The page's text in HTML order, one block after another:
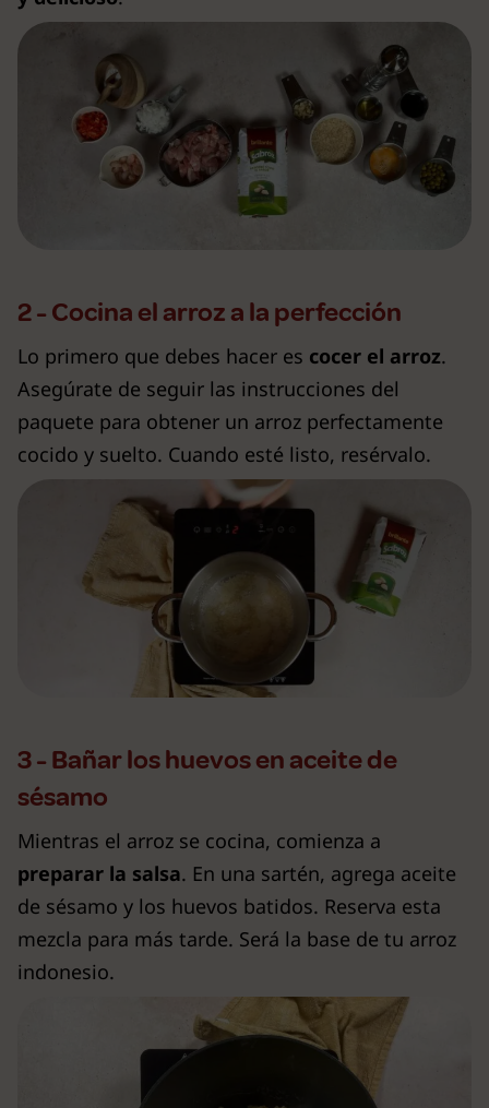
2 - Cocina el arroz a la perfección
Lo primero que debes hacer es cocer el arroz.
Asegúrate de seguir las instrucciones del
paquete para obtener un arroz perfectamente
cocido y suelto. Cuando esté listo, resérvalo.
3 - Bañar los huevos en aceite de
sésamo
Mientras el arroz se cocina, comienza a
preparar la salsa. En una sartén, agrega aceite
de sésamo y los huevos batidos. Reserva esta
mezcla para más tarde. Será la base de tu arroz
indonesio.